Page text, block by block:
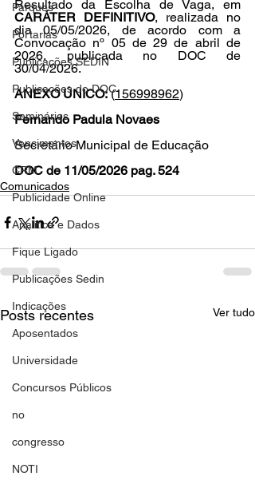
Parques
Portarias
Publicações SEDIN
Publicações do DOC
Seminários
Vencimentos
CRM
Publicidade Online
Analítica e Dados
Fique Ligado
Publicações Sedin
Indicações
Aposentados
Universidade
Concursos Públicos
no
congresso
NOTI
CARÁTER DEFINITIVO, realizada no
dia 05/05/2026, de acordo com a
Convocação nº 05 de 29 de abril de
2026, publicada no DOC de
30/04/2026.
ANEXO ÚNICO: (156998962)
Fernando Padula Novaes
Secretário Municipal de Educação
DOC de 11/05/2026 pag. 524
Comunicados
Posts recentes Ver tudo